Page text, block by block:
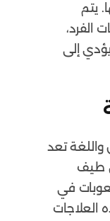
يتم
الفرد،
إلى
تعد
طيف
في
العلاجات